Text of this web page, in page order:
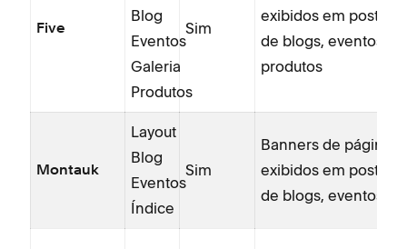
Five
Blog
Eventos
Galeria
Produtos
Sim
exibidos em
de blogs, eventos,
produtos
Montauk
Layout
Blog
Eventos
Índice
Sim
Banners de páginas
exibidos em
de blogs, eventos